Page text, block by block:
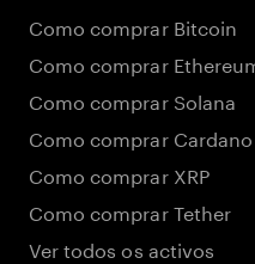
Como comprar Bitcoin
Como comprar
Como comprar Solana
Como comprar Cardano
Como comprar XRP
Como comprar Tether
Ver todos os activos